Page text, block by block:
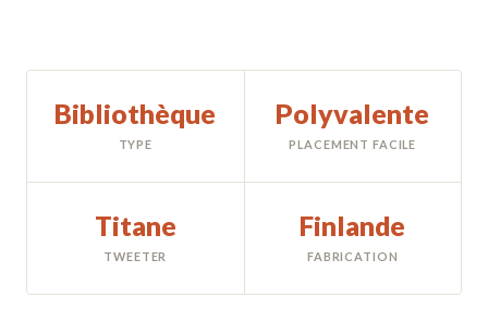
Bibliothèque
TYPE
Polyvalente
PLACEMENT FACILE
Titane
TWEETER
Finlande
FABRICATION